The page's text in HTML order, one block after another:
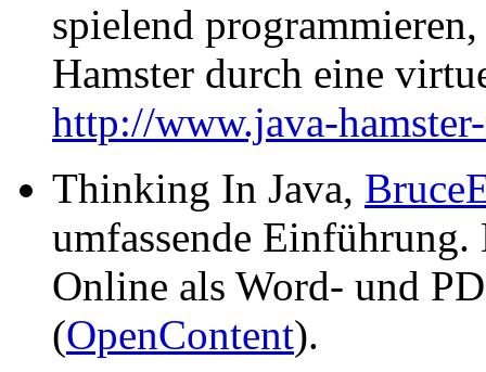
spielend
Hamster durch eine
http://www.java-
Thinking In Java,
umfassende Einführung.
Online als Word- und
(OpenContent).